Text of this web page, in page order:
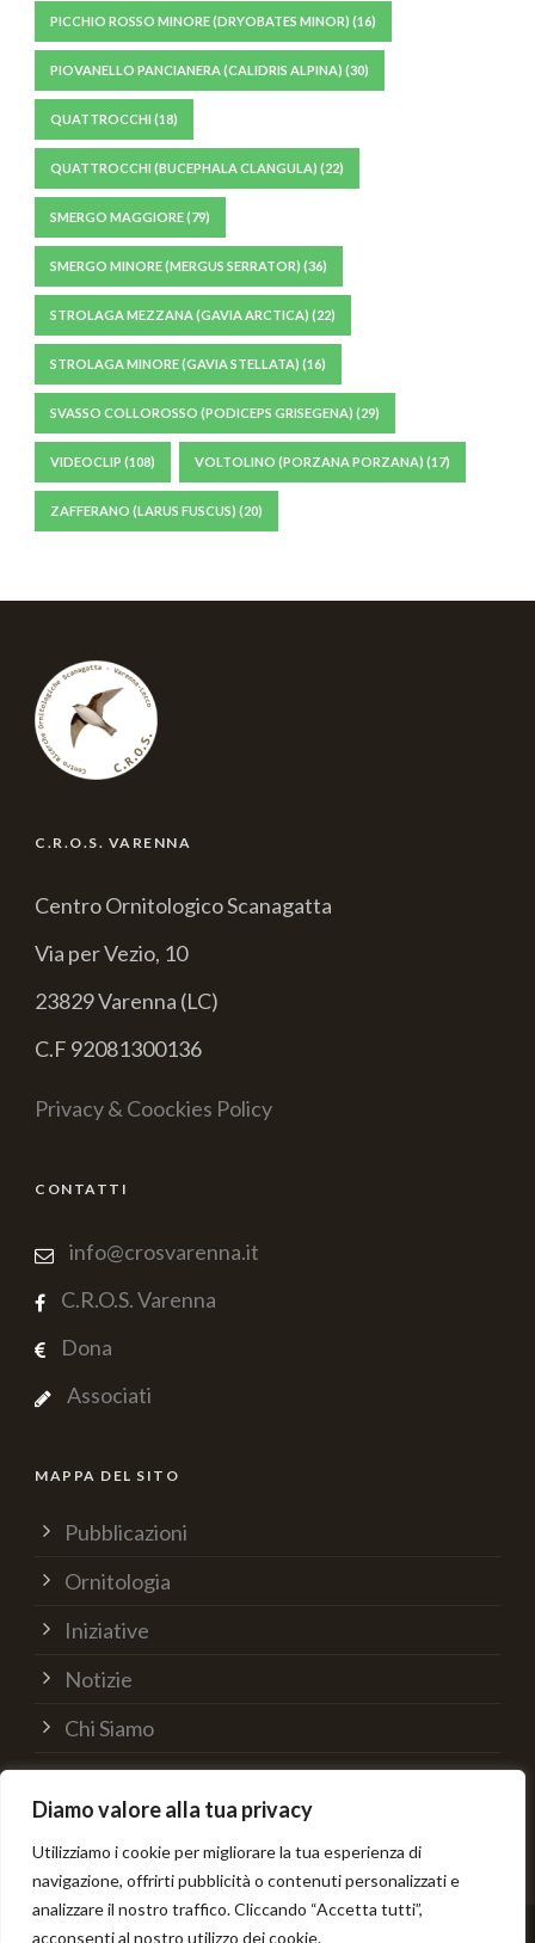
Diamo valore alla tua privacy
Utilizziamo i cookie per migliorare la tua esperienza di
navigazione, offrirti pubblicità o contenuti personalizzati e
analizzare il nostro traffico. Cliccando “Accetta tutti”,
acconsenti al nostro utilizzo dei cookie.
PICCHIO ROSSO MINORE (DRYOBATES MINOR) (16)
PIOVANELLO PANCIANERA (CALIDRIS ALPINA) (30)
QUATTROCCHI (18)
QUATTROCCHI (BUCEPHALA CLANGULA) (22)
SMERGO MAGGIORE(79)
SMERGO MINORE (MERGUS SERRATOR) (36)
STROLAGA MEZZANA (GAVIA ARCTICA) (22)
STROLAGA MINORE (GAVIA STELLATA) (16)
SVASSO COLLOROSSO (PODICEPS GRISEGENA) (29)
VIDEOCLIP (108) VOLTOLINO (PORZANA PORZANA) (17)
ZAFFERANO (LARUS FUSCUS) (20)
C.R.O.S. VARENNA
Centro Ornitologico Scanagatta
Via per Vezio, 10
23829 Varenna (LC)
C.F 92081300136
Privacy & Coockies Policy
CONTATTI
info@crosvarenna.it
C.R.O.S. Varenna
Dona
Associati
MAPPA DEL SITO
Pubblicazioni
Ornitologia
Iniziative
Notizie
Chi Siamo
Supporta
Contatti